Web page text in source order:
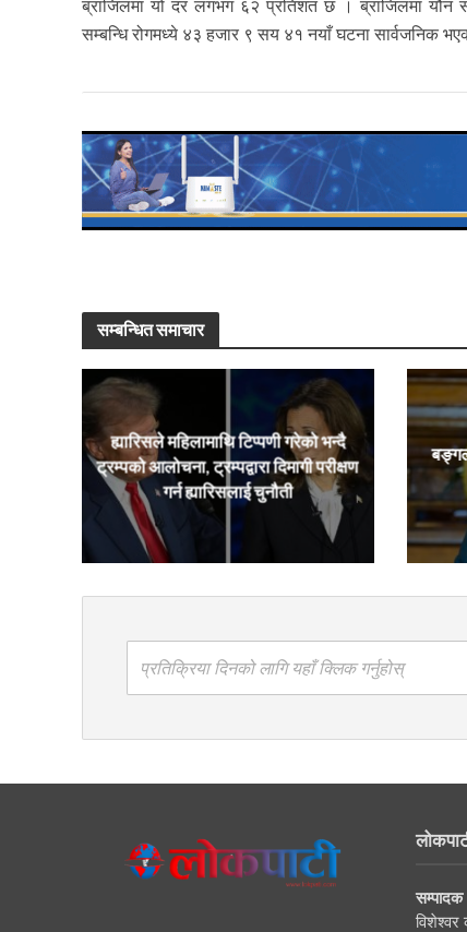
ब्राजिलमा यो दर लगभग ६२ प्रतिशत छ । ब्राजिलमा
सम्बन्धि रोगमध्ये ४३ हजार ९ सय ४१ नयाँ घटना सार्वजनिक
सम्बन्धित समाचार
ह्यारिसले महिलामाथि टिप्पणी गरेको भन्दै
ट्रम्पको आलोचना, ट्रम्पद्वारा दिमागी परीक्षण
गर्न ह्यारिसलाई चुनौती
प्रतिक्रिया दिनको लागि यहाँ क्लिक गर्नुहोस्
सम्पादक